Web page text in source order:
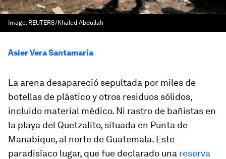
Image: REUTERS/Khaled Abdullah
Asier Vera Santamaría
La arena desapareció sepultada por miles de
botellas de plástico y otros residuos sólidos,
incluido material médico. Ni rastro de bañistas en
la playa del Quetzalito, situada en Punta de
Manabique, al norte de Guatemala. Este
paradisíaco lugar, que fue declarado una reserva